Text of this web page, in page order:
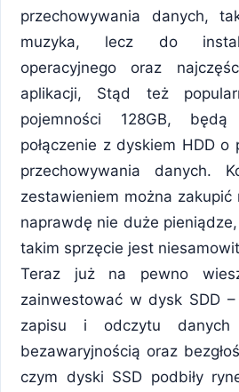
przechowywania danych,
muzyka, lecz do
operacyjnego oraz
aplikacji, Stąd też
pojemności 128GB, będą
połączenie z dyskiem HDD o
przechowywania danych.
zestawieniem można zakupić
naprawdę nie duże
takim sprzęcie jest
Teraz już na pewno
zainwestować w dysk SDD
zapisu i odczytu
bezawaryjnością oraz
czym dyski SSD podbiły